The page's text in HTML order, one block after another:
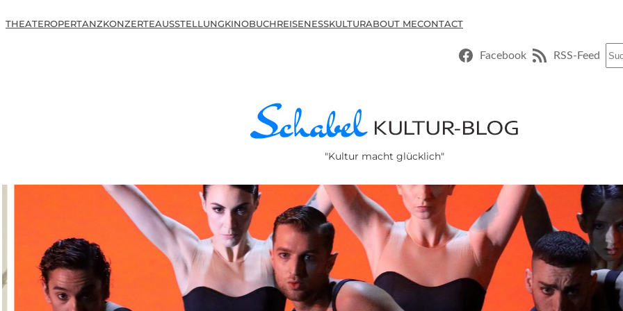
THEATEROPERTANZKONZERTEAUSSTELLUNGKINOBUCHREISENESSKULTURABOUT MECONTACT
Facebook RSS-Feed
"Kultur macht glücklich"